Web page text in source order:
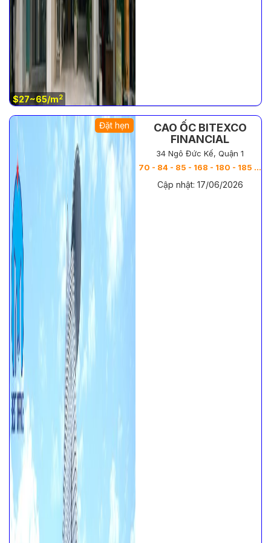
$27~65/m2
Đặt hẹn
CAO ỐC BITEXCO
FINANCIAL
34 Ngô Đức Kế, Quận 1
70 - 84 - 85 - 168 - 180 - 185 - 200 - 212 -
Cập nhật: 17/06/2026